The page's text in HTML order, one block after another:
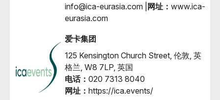
info@ica-eurasia.com | 网址： www.ica-
eurasia.com
爱卡集团
125 Kensington Church Street, 伦敦, 英
格兰, W8 7LP, 英国
电话： 020 7313 8040
网址： https://ica.events/